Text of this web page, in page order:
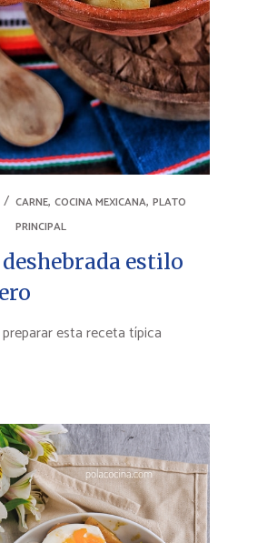
CARNE, COCINA MEXICANA, PLATO
PRINCIPAL
estilo
esta receta típica